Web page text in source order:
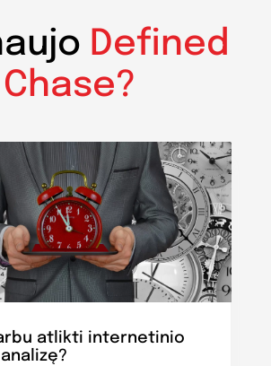
Defined
Chase?
atlikti internetinio